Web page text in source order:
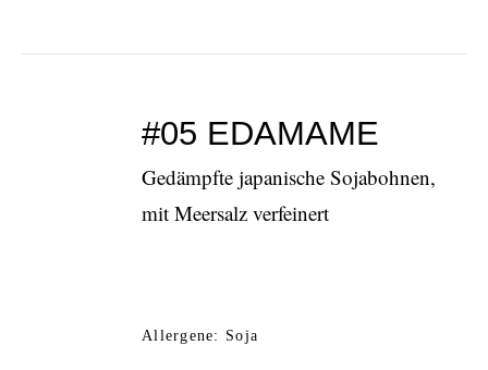
#05 EDAMAME
Gedämpfte japanische Sojabohnen,
mit Meersalz verfeinert
Allergene: Soja